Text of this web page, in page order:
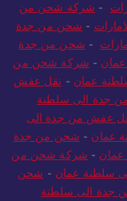
- شركة شحن من
- شحن من جدة
- شحن من جدة
- شركة شحن من
عمان - نقل عفش
جدة الى سلطنة
عفش من جدة الى
عمان - شحن من جدة
- شركة شحن من
سلطنة عمان - شحن
جدة الى سلطنة